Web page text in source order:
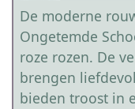
De moderne
Ongetemde
roze rozen. De
brengen
bieden troost in